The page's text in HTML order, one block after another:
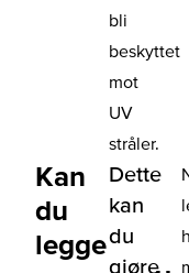
bli
beskyttet
mot
UV
stråler.
Kan
du
legge
Dette
kan
du
gjøre